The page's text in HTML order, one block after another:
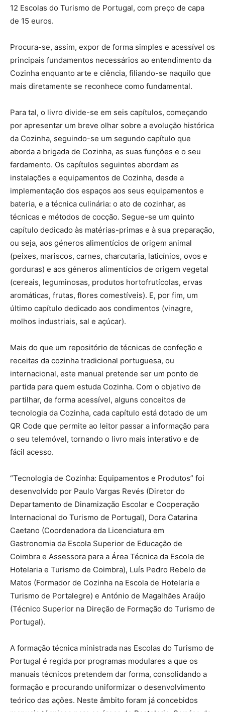
12 Escolas do Turismo de Portugal, com preço de capa
de 15 euros.
Procura-se, assim, expor de forma simples e acessível os
principais fundamentos necessários ao entendimento da
Cozinha enquanto arte e ciência, filiando-se naquilo que
mais diretamente se reconhece como fundamental.
Para tal, o livro divide-se em seis capítulos, começando
por apresentar um breve olhar sobre a evolução histórica
da Cozinha, seguindo-se um segundo capítulo que
aborda a brigada de Cozinha, as suas funções e o seu
fardamento. Os capítulos seguintes abordam as
instalações e equipamentos de Cozinha, desde a
implementação dos espaços aos seus equipamentos e
bateria, e a técnica culinária: o ato de cozinhar, as
técnicas e métodos de cocção. Segue-se um quinto
capítulo dedicado às matérias-primas e à sua preparação,
ou seja, aos géneros alimentícios de origem animal
(peixes, mariscos, carnes, charcutaria, laticínios, ovos e
gorduras) e aos géneros alimentícios de origem vegetal
(cereais, leguminosas, produtos hortofrutícolas, ervas
aromáticas, frutas, flores comestíveis). E, por fim, um
último capítulo dedicado aos condimentos (vinagre,
molhos industriais, sal e açúcar).
Mais do que um repositório de técnicas de confeção e
receitas da cozinha tradicional portuguesa, ou
internacional, este manual pretende ser um ponto de
partida para quem estuda Cozinha. Com o objetivo de
partilhar, de forma acessível, alguns conceitos de
tecnologia da Cozinha, cada capítulo está dotado de um
QR Code que permite ao leitor passar a informação para
o seu telemóvel, tornando o livro mais interativo e de
fácil acesso.
“Tecnologia de Cozinha: Equipamentos e Produtos” foi
desenvolvido por Paulo Vargas Revés (Diretor do
Departamento de Dinamização Escolar e Cooperação
Internacional do Turismo de Portugal), Dora Catarina
Caetano (Coordenadora da Licenciatura em
Gastronomia da Escola Superior de Educação de
Coimbra e Assessora para a Área Técnica da Escola de
Hotelaria e Turismo de Coimbra), Luís Pedro Rebelo de
Matos (Formador de Cozinha na Escola de Hotelaria e
Turismo de Portalegre) e António de Magalhães Araújo
(Técnico Superior na Direção de Formação do Turismo de
Portugal).
A formação técnica ministrada nas Escolas do Turismo de
Portugal é regida por programas modulares a que os
manuais técnicos pretendem dar forma, consolidando a
formação e procurando uniformizar o desenvolvimento
teórico das ações. Neste âmbito foram já concebidos